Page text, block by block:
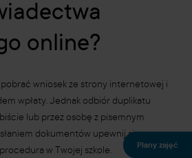
online?
pobrać wniosek ze strony internetowej i
wpłaty. Jednak odbiór duplikatu
lub przez osobę z pisemnym
dokumentów upewnij się w
w Twojej szkole.
Plany zajęć